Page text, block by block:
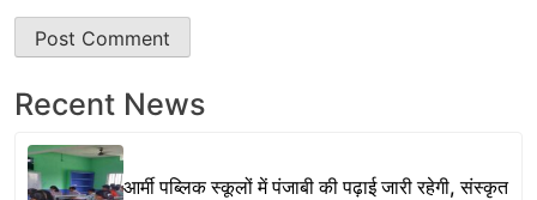
Recent News
आर्मी पब्लिक स्कूलों में पंजाबी की पढ़ाई जारी रहेगी, संस्कृत